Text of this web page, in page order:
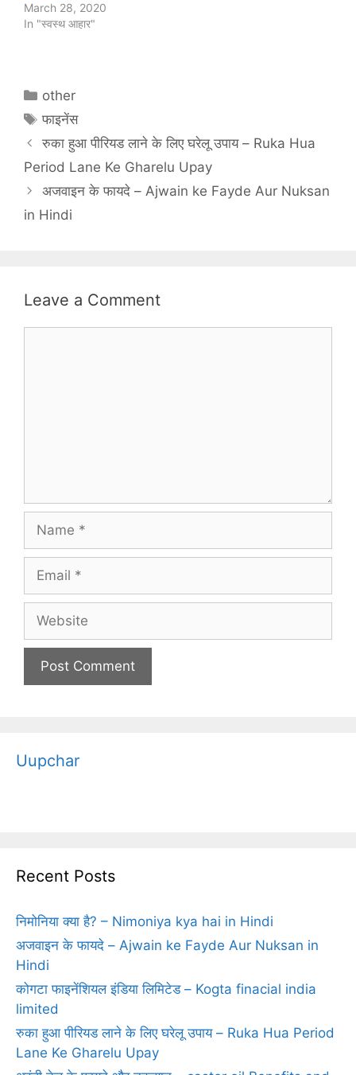
March 28, 2020
In "स्‍वस्‍थ आहार"
Categories
other
Tags
फाइनेंस
रुका हुआ पीरियड लाने के लिए घरेलू उपाय – Ruka Hua
Period Lane Ke Gharelu Upay
अजवाइन के फायदे – Ajwain ke Fayde Aur Nuksan
in Hindi
Leave a Comment
Name
Email
Website
Uupchar
Recent Posts
निमोनिया क्‍या है? – Nimoniya kya hai in Hindi
अजवाइन के फायदे – Ajwain ke Fayde Aur Nuksan in
Hindi
कोगटा फाइनेंशियल इंडिया लिमिटेड – Kogta finacial india
limited
रुका हुआ पीरियड लाने के लिए घरेलू उपाय – Ruka Hua Period
Lane Ke Gharelu Upay